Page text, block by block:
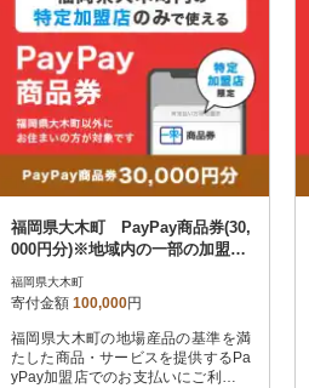
福岡県大木町 PayPay商品券(30,
000円分)※地域内の一部の加盟店
福岡県大木町
寄付金額 100,000円
福岡県大木町の地場産品の基準を満
たした商品・サービスを提供するPa
yPay加盟店でのお支払いにご利用い